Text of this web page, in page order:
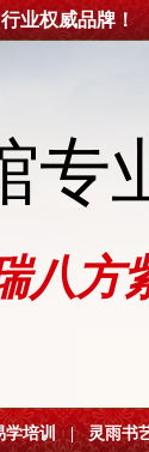
业权威品牌！
专
八方
学培训 | 灵雨书